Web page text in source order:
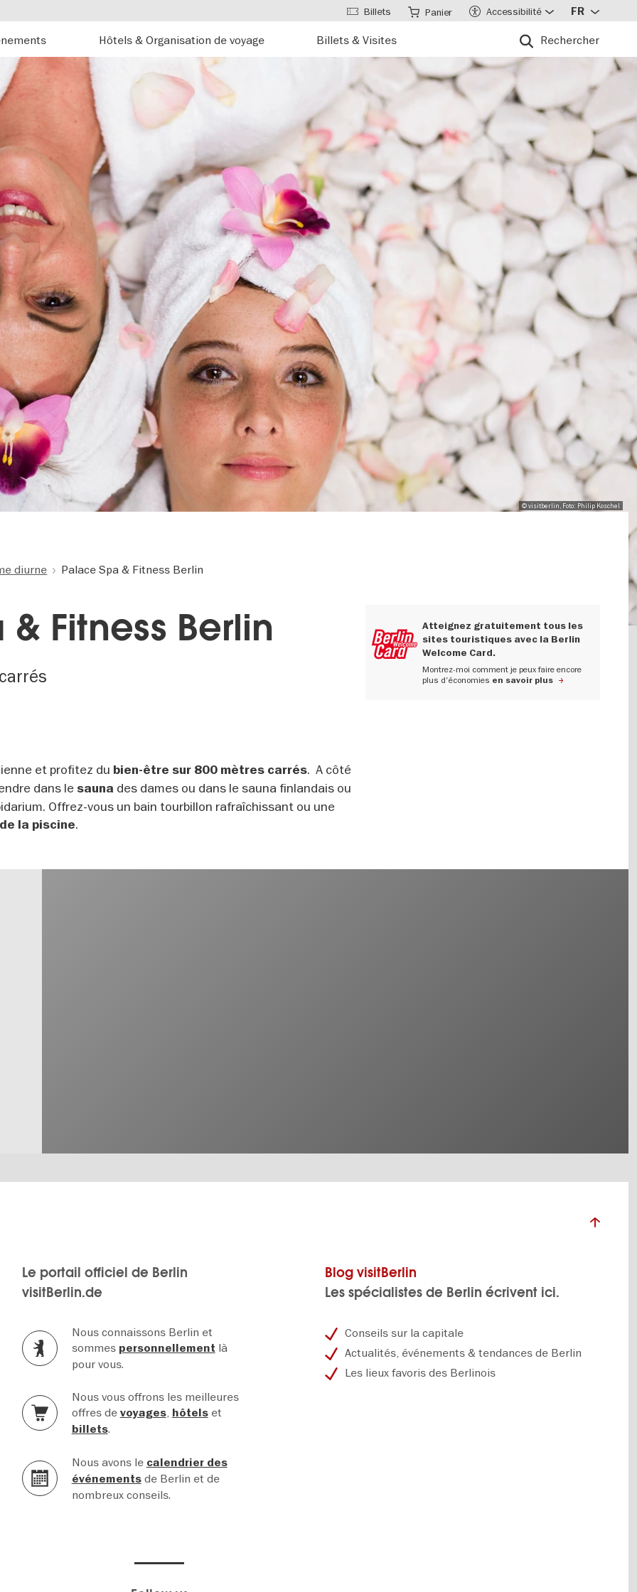
Hôtels & Organisation de voyage Billets & Visites Rechercher
Billets Panier Accessibilité FR
© visitberlin, Foto: Philip Koschel
diurne Palace Spa & Fitness Berlin
Fitness Berlin
Atteignez gratuitement tous les
sites touristiques avec la Berlin
Welcome Card.
Montrez-moi comment je peux faire encore
plus d'économies en savoir plus
et profitez du bien-être sur 800 mètres carrés. A côté
dans lesauna des dames ou dans le sauna finlandais ou
Offrez-vous un bain tourbillon rafraîchissant ou une
la piscine.
Le portail officiel de Berlin
visitBerlin.de
Nous connaissons Berlin et
sommes personnellement là
pour vous.
Nous vous offrons les meilleures
offres de voyages, hôtelset
billets.
Nous avons le calendrier des
événementsde Berlin et de
nombreux conseils.
Blog visitBerlin
Les spécialistes de Berlin écrivent ici.
Conseils sur la capitale
Actualités, événements & tendances de Berlin
Les lieux favoris des Berlinois